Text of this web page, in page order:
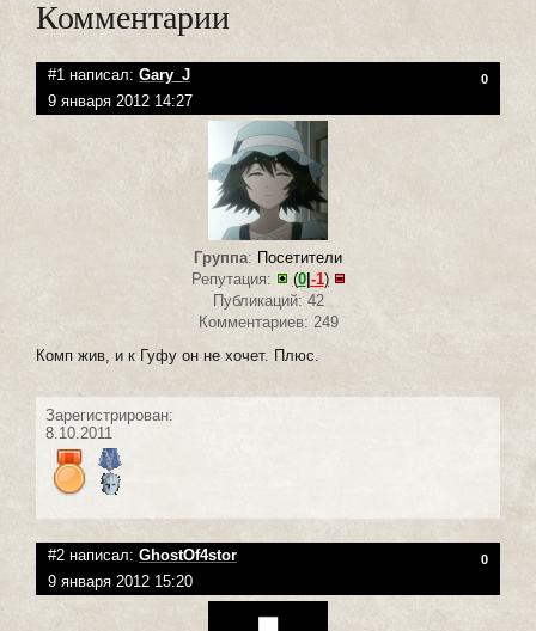
Комментарии
#1 написал: Gary_J 0
9 января 2012 14:27
Группа: Посетители
Репутация:
(0| -1)
Публикаций: 42
Комментариев: 249
Комп жив, и к Гуфу он не хочет. Плюс.
Зарегистрирован:
8.10.2011
#2 написал: GhostOf4stor 0
9 января 2012 15:20